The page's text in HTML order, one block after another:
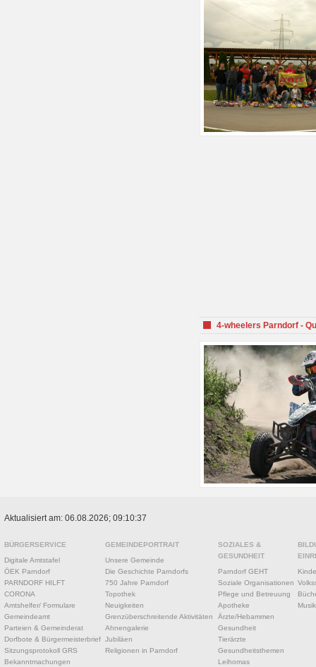
4-wheelers Parndorf -
Aktualisiert am: 06.08.2026; 09:10:37
BÜRGERSERVICE
Digitale Amtstafel
ÖEK Parndorf
PARNDORF HILFT
CORONA
Amtshelfer/ Formulare
Gemeindeamt
Parteien & Gemeinderat
Dorfbote & Bürgermeisterbrief
Sitzungsprotokoll GRS
Bekanntmachungen
GEMEINDEPORTRAIT
Unsere Gemeinde
Die Geschichte Parndorfs
750 Jahre Parndorf
Topothek
Neuigkeiten
Grenzüberschreitende Aktivitäten
Ahnengalerie
Jubiläen
Religionen in Parndorf
SOZIALES &
GESUNDHEIT
Parndorf GEHT
Soziale Organisationen
Pflege und Betreuung
Apotheke
Ärzte/Hebammen
Gesundheit
Tierärzte
Gesundheitsthemen
Leihomas